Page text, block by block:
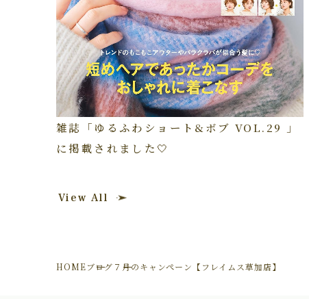
雑誌「ゆるふわショート&ボブ VOL.29 」
に掲載されました🤍
View All
HOMEブログ ７月のキャンぺーン【フレイムス草加店】